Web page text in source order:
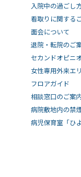
入院中の過ごし
看取りに関する
面会について
退院・転院のご
セカンドオピニ
女性専用外来エ
フロアガイド
相談窓口のご案
病院敷地内の禁
病児保育室「ひ